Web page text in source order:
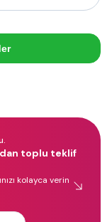
toplu teklif
kolayca verin